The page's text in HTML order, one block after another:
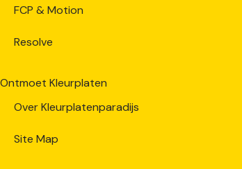
FCP & Motion
Resolve
Ontmoet Kleurplaten
Over Kleurplatenparadijs
Site Map